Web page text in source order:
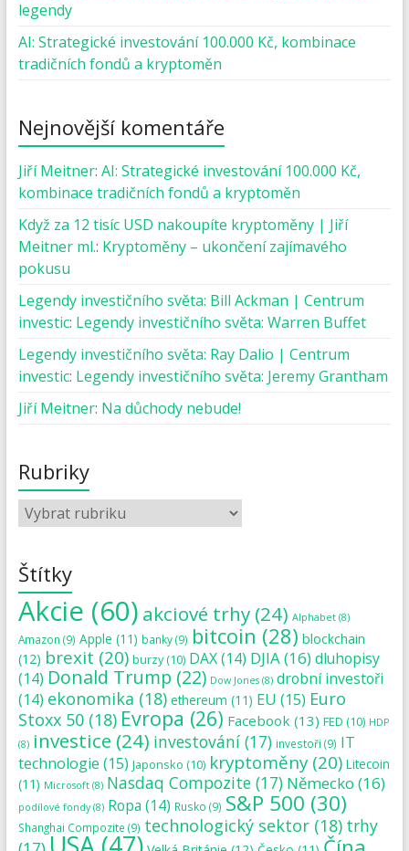
legendy
AI: Strategické investování 100.000 Kč, kombinace
tradičních fondů a kryptoměn
Nejnovější komentáře
Jiří Meitner: AI: Strategické investování 100.000 Kč,
kombinace tradičních fondů a kryptoměn
Když za 12 tisíc USD nakoupíte kryptoměny | Jiří
Meitner ml.: Kryptoměny – ukončení zajímavého
pokusu
Legendy investičního světa: Bill Ackman | Centrum
investic: Legendy investičního světa: Warren Buffet
Legendy investičního světa: Ray Dalio | Centrum
investic: Legendy investičního světa: Jeremy Grantham
Jiří Meitner: Na důchody nebude!
Rubriky
Štítky
Akcie (60) akciové trhy(24) Alphabet(8)
Amazon (9) Apple (11) banky(9) bitcoin (28) blockchain
(12) brexit (20) burzy(10) DAX(14) DJIA(16)dluhopisy
(14) Donald Trump (22) Dow Jones(8) drobní investoři
(14) ekonomika (18) ethereum (11) EU (15) Euro
Stoxx 50(18) Evropa (26) Facebook (13) FED (10) HDP
(8) investice (24) investování(17) investoři (9) IT
technologie (15) Japonsko (10) kryptoměny(20) Litecoin
(11) Microsoft(8) Nasdaq Compozite(17) Německo (16)
podílové fondy(8) Ropa (14) Rusko (9) S&P 500 (30)
Shanghai Compozite (9) technologický sektor(18) trhy